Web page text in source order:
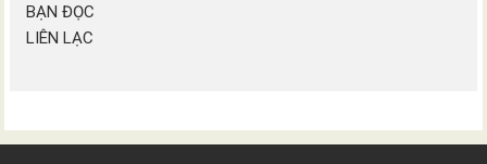
BẠN ĐỌC
LIÊN LẠC